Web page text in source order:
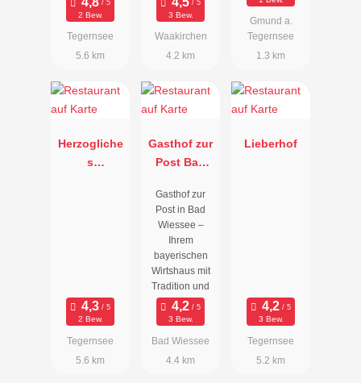
2 Bew.
Tegernsee
5.6 km
3 Bew.
Waakirchen
4.2 km
Gmund a.
Tegernsee
1.3 km
Herzogliche
s
2 Bew.
Tegernsee
5.6 km
Gasthof zur
Post Bad
Gasthof zur
Post in Bad
Wiessee –
Ihrem
bayerischen
Wirtshaus mit
Tradition und
3 Bew.
Bad Wiessee
4.4 km
Lieberhof
3 Bew.
Tegernsee
5.2 km